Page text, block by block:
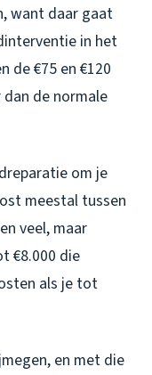
want daar gaat
in het
de €75 en €120
de normale
om je
meestal tussen
veel, maar
€8.000 die
als je tot
en met die